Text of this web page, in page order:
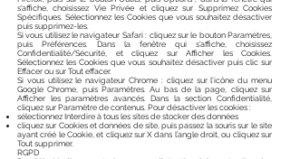
s’affiche, choisissez Vie Privée et cliquez sur Supprimez Cookies
Spécifiques. Sélectionnez les Cookies que vous souhaitez désactiver
puis supprimez-les.
Si vous utilisez le navigateur Safari : cliquez sur le bouton Paramètres,
puis Préférences. Dans la fenêtre qui s’affiche, choisissez
Confidentialité/Sécurité, et cliquez sur Afficher les Cookies.
Sélectionnez les Cookies que vous souhaitez désactiver puis clic sur
Effacer ou sur Tout effacer.
Si vous utilisez le navigateur Chrome : cliquez sur l’icône du menu
Google Chrome, puis Paramètres. Au bas de la page, cliquez sur
Afficher les paramètres avancés. Dans la section Confidentialité,
cliquez sur Paramètre de contenus. Pour désactiver les cookies :
sélectionnez Interdire à tous les sites de stocker des données
cliquez sur Cookies et données de site, puis passez la souris sur le site
ayant créé le Cookie, et cliquez sur X dans l’angle droit, ou cliquez sur
Tout supprimer.
RGPD